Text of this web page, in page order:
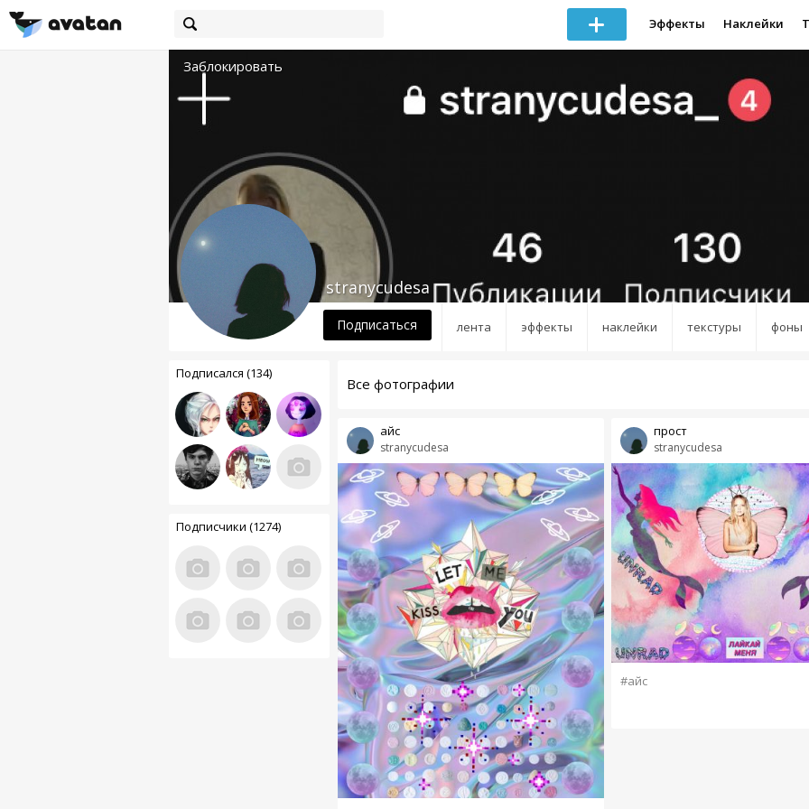
Эффекты Наклейки
Заблокировать
лента эффекты наклейки текстуры фоны
stranycudesa
Подписаться
Подписался (134)
Подписчики (1274)
Все фотографии
stranycudesa
айс
stranycudesa
прост
#айс